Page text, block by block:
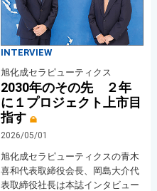
INTERVIEW
旭化成セラピューティクス
2030年のその先 ２年
に１プロジェクト上市目
指す
2026/05/01
旭化成セラピューティクスの青木
喜和代表取締役会長、岡島大介代
表取締役社長は本誌インタビュー